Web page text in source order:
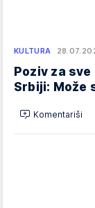
KULTURA
Poziv za
Srbiji: Može
Komentariši